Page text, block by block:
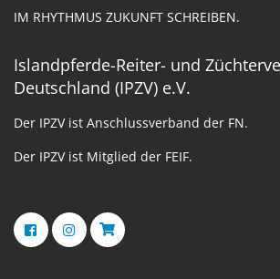
IM RHYTHMUS ZUKUNFT SCHREIBEN.
Islandpferde-Reiter- und
Deutschland (IPZV) e.V.
Der IPZV ist Anschlussverband der FN.
Der IPZV ist Mitglied der FEIF.